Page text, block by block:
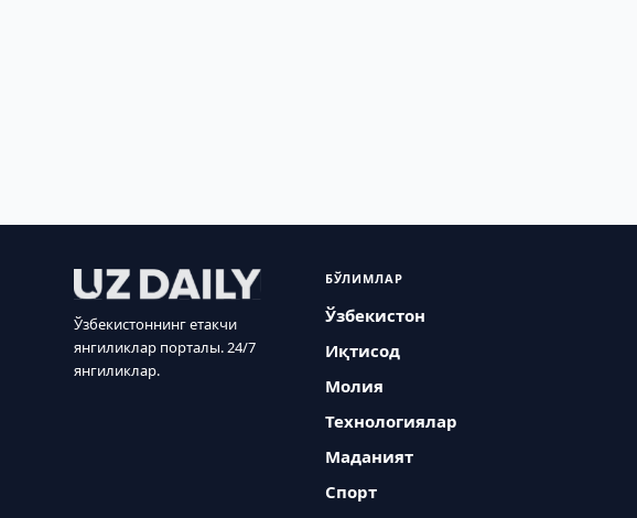
Ўзбекистоннинг етакчи
янгиликлар порталы. 24/7
янгиликлар.
БЎЛИМЛАР
Ўзбекистон
Иқтисод
Молия
Технологиялар
Маданият
Спорт